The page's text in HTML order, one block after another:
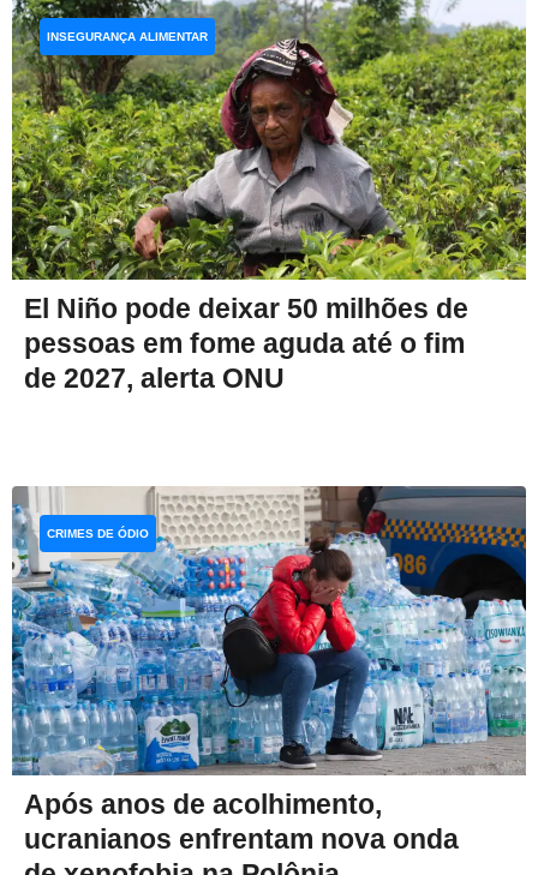
El Niño pode deixar 50 milhões de
pessoas em fome aguda até o fim
de 2027, alerta ONU
INSEGURANÇA ALIMENTAR
Após anos de acolhimento,
ucranianos enfrentam nova onda
CRIMES DE ÓDIO